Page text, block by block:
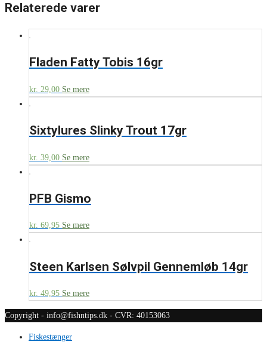
Relaterede varer
Fladen Fatty Tobis 16gr
kr. 29,00 Se mere
Sixtylures Slinky Trout 17gr
kr. 39,00 Se mere
PFB Gismo
kr. 69,95 Se mere
Steen Karlsen Sølvpil Gennemløb 14gr
kr. 49,95 Se mere
Copyright - info@fishntips.dk - CVR: 40153063
Fiskestænger